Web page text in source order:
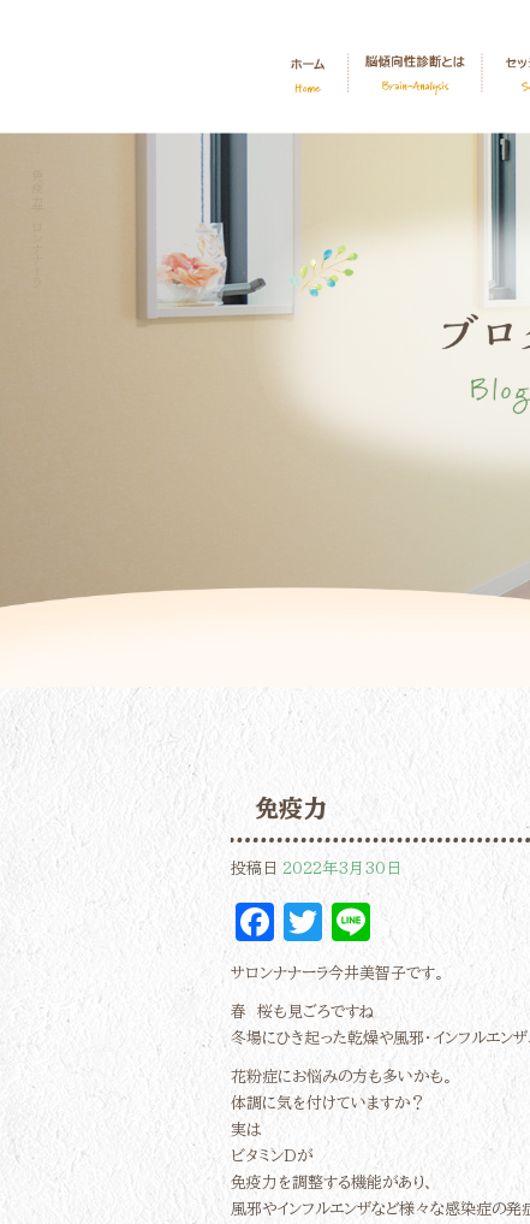
免疫力
投稿日 2022年3月30日
Facebook
Twitter
Line
サロンナナーラ今井美智子です。
春 桜も見ごろですね
冬場にひき起った乾燥や風邪・インフルエンザ、
花粉症にお悩みの方も多いかも。
体調に気を付けていますか？
実は
ビタミンDが
免疫力を調整する機能があり、
風邪やインフルエンザなど様々な感染症の発